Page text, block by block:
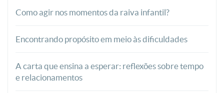
Como agir nos momentos da raiva infantil?
Encontrando propósito em meio às dificuldades
A carta que ensina a esperar: reflexões sobre tempo
e relacionamentos